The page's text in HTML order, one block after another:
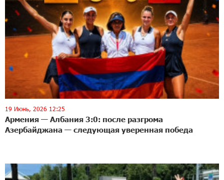
19 Июнь, 2026 12:25
Армения — Албания 3:0: после разгрома
Азербайджана — следующая уверенная победа